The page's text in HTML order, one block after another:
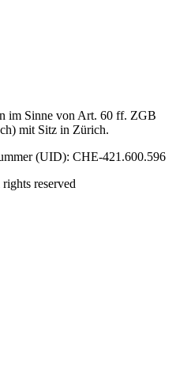
im Sinne von Art. 60 ff. ZGB
mit Sitz in Zürich.
(UID): CHE-421.600.596
reserved